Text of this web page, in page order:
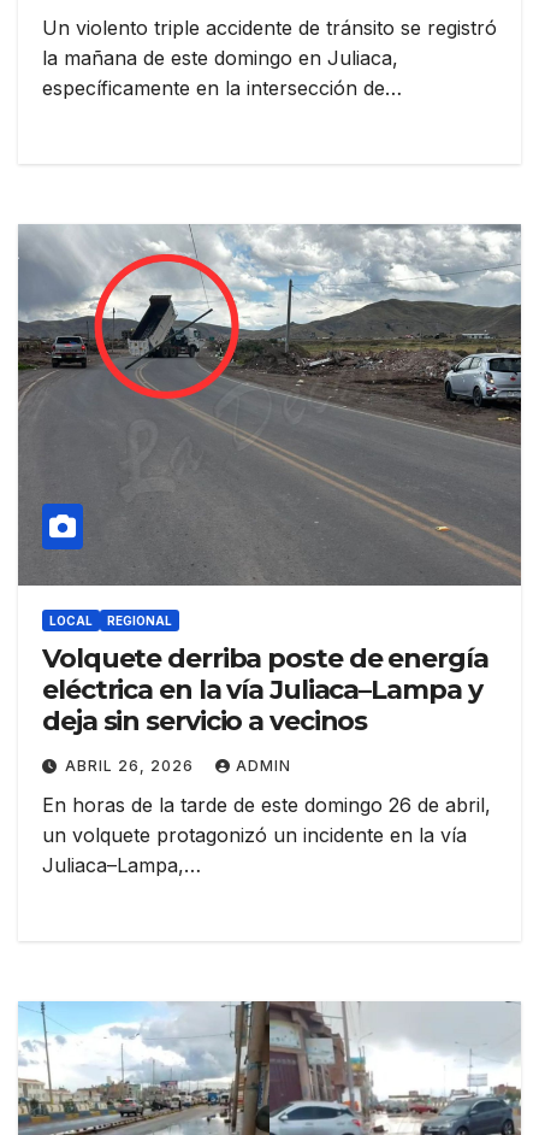
Un violento triple accidente de tránsito se registró
la mañana de este domingo en Juliaca,
específicamente en la intersección de…
LOCAL REGIONAL
Volquete derriba poste de energía
eléctrica en la vía Juliaca–Lampa y
deja sin servicio a vecinos
ABRIL 26, 2026 ADMIN
En horas de la tarde de este domingo 26 de abril,
un volquete protagonizó un incidente en la vía
Juliaca–Lampa,…